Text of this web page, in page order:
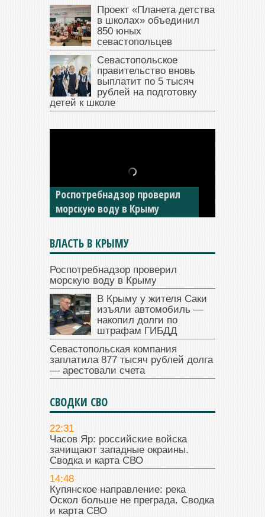
Проект «Планета детства
в школах» объединил
850 юных
севастопольцев
Севастопольское
правительство вновь
выплатит по 5 тысяч
рублей на подготовку
детей к школе
В Крыму у жителя Саки
изъяли автомобиль —
накопил долги по штрафам
ГИБДД
ВЛАСТЬ В КРЫМУ
Роспотребнадзор проверил
морскую воду в Крыму
В Крыму у жителя Саки
изъяли автомобиль —
накопил долги по
штрафам ГИБДД
Севастопольская компания
заплатила 877 тысяч рублей долга
— арестовали счета
СВОДКИ СВО
22:31
Часов Яр: российские войска
зачищают западные окраины.
Сводка и карта СВО
14:48
Купянское направление: река
Оскол больше не преграда. Сводка
и карта СВО